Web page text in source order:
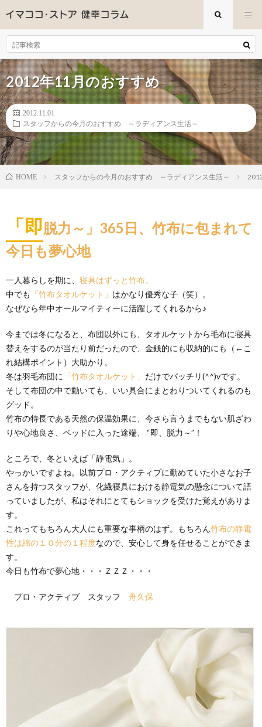
2012年11月のおすすめ
2012.11.01
スタッフからの今月のおすすめ ～ラディアンス生活～
HOME スタッフからの今月のおすすめ ～ラディアンス生活～
「即脱力～」365日、竹布に包まれて
今日も夢心地
一人暮らしを期に、 寝具はずっと竹布。
中でも 「竹布タオルケット」 はかなり優秀な子（笑）。
なぜなら年中オールマイティーに活躍してくれるから♪
今までは冬になると、布団以外にも、タオルケットから毛布に寝具
替えをするのが当たり前だったので、金銭的にも収納的にも（←こ
れ結構ポイント）大助かり。
冬は羽毛布団に 「竹布タオルケット」 だけでバッチリ(^^)vです。
そして布団の中で動いても、いい具合にまとわりついてくれるのも
グッド。
竹布の特長である天然の保温効果に、今さら言うまでもない肌ざわ
りや心地良さ、ベッドに入った途端、 “即、脱力～”！
ところで、冬といえば「静電気」。
やっかいですよね。以前プロ・アクティブに勤めていた小さなお子
さんを持つスタッフが、化繊寝具における静電気の懸念について語
っていましたが、私はそれにとてもショックを受けた覚えがありま
す。
これってもちろん大人にも重要な事柄のはず。もちろん竹布の静電
性は綿の１０分の１程度なので、安心して身を任せることができま
す。
今日も竹布で夢心地・・・ＺＺＺ・・・
プロ・アクティブ スタッフ 舟久保